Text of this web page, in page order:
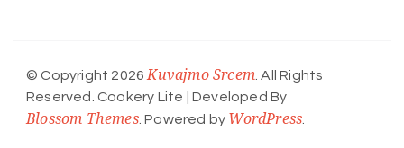
© Copyright 2026 Kuvajmo Srcem . All Rights
Reserved. Cookery Lite | Developed By
Blossom Themes. Powered by WordPress